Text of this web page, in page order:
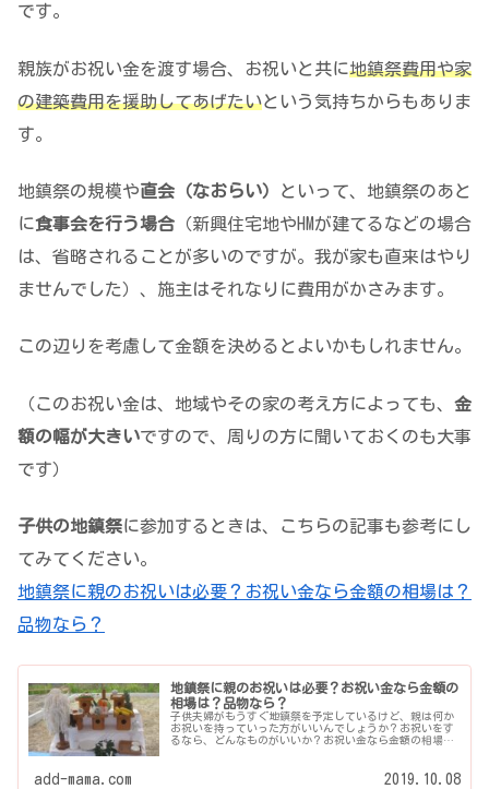
です。
親族がお祝い金を渡す場合、お祝いと共に地鎮祭費用や家
の建築費用を援助してあげたいという気持ちからもありま
す。
地鎮祭の規模や直会（なおらい）
といって、地鎮祭のあと
に食事会を行う場合 （新興住宅地やHMが建てるなどの場合
は、省略されることが多いのですが。我が家も直来はやり
ませんでした）、施主はそれなりに費用がかさみます。
この辺りを考慮して金額を決めるとよいかもしれません。
（このお祝い金は、地域やその家の考え方によっても、 金
額の幅が大きいですので、周りの方に聞いておくのも大事
です）
子供の地鎮祭に参加するときは、こちらの記事も参考にし
てみてください。
地鎮祭に親のお祝いは必要？お祝い金なら金額の相場は？
品物なら？
地鎮祭に親のお祝いは必要？お祝い金なら金額の
相場は？品物なら？
子供夫婦がもうすぐ地鎮祭を予定しているけど、親は何か
お祝いを持っていった方がいいんでしょうか？お祝いをす
るなら、どんなものがいいか？お祝い金なら金額の相場
add-mama.com 2019.10.08